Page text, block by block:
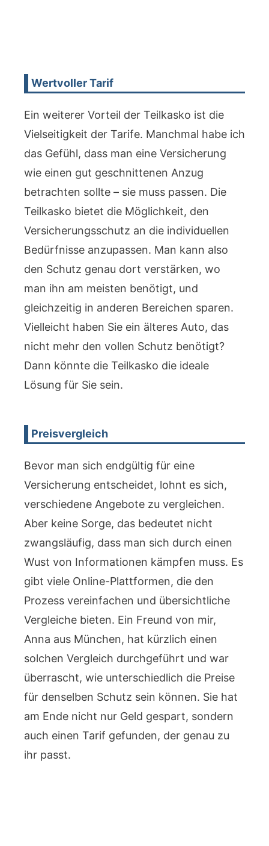
Wertvoller Tarif
Ein weiterer Vorteil der Teilkasko ist die
Vielseitigkeit der Tarife. Manchmal habe ich
das Gefühl, dass man eine Versicherung
wie einen gut geschnittenen Anzug
betrachten sollte – sie muss passen. Die
Teilkasko bietet die Möglichkeit, den
Versicherungsschutz an die individuellen
Bedürfnisse anzupassen. Man kann also
den Schutz genau dort verstärken, wo
man ihn am meisten benötigt, und
gleichzeitig in anderen Bereichen sparen.
Vielleicht haben Sie ein älteres Auto, das
nicht mehr den vollen Schutz benötigt?
Dann könnte die Teilkasko die ideale
Lösung für Sie sein.
Preisvergleich
Bevor man sich endgültig für eine
Versicherung entscheidet, lohnt es sich,
verschiedene Angebote zu vergleichen.
Aber keine Sorge, das bedeutet nicht
zwangsläufig, dass man sich durch einen
Wust von Informationen kämpfen muss. Es
gibt viele Online-Plattformen, die den
Prozess vereinfachen und übersichtliche
Vergleiche bieten. Ein Freund von mir,
Anna aus München, hat kürzlich einen
solchen Vergleich durchgeführt und war
überrascht, wie unterschiedlich die Preise
für denselben Schutz sein können. Sie hat
am Ende nicht nur Geld gespart, sondern
auch einen Tarif gefunden, der genau zu
ihr passt.